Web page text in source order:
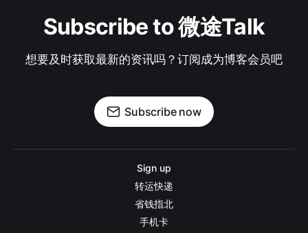
Subscribe to 微途Talk
想要及时获取最新的资讯吗？订阅成为博客会员吧
Subscribe now
Sign up
转运快递
省钱指北
手机卡